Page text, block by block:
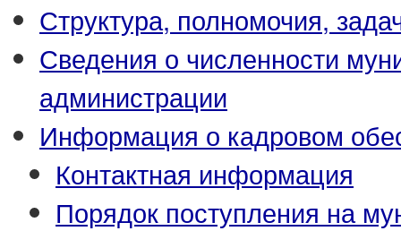
Структура, полномочия,
Сведения о численности
администрации
Информация о кадровом
Контактная информация
Порядок поступления на